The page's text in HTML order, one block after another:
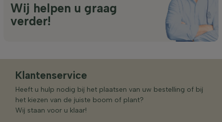
Wij helpen u graag
verder!
Klantenservice
Heeft u hulp nodig bij het plaatsen van uw bestelling of bij
het kiezen van de juiste boom of plant?
Wij staan voor u klaar!